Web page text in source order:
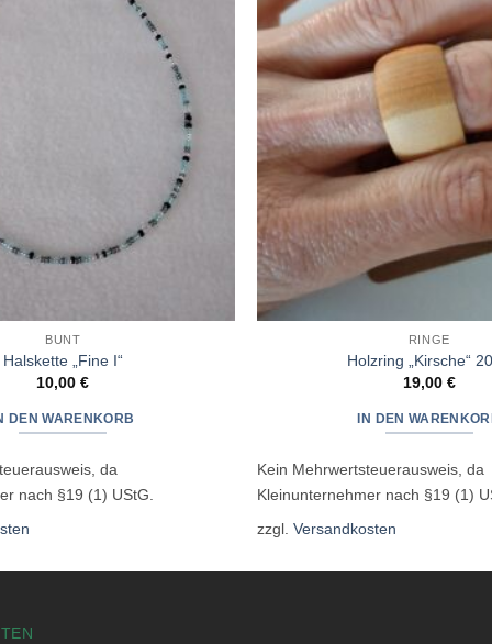
BUNT
Halskette „Fine I“
10,00€
DEN WARENKORB
da
nach §19 (1) UStG.
RINGE
Holzring „Kirsche“
19,00 €
IN DEN
Kein Mehrwertsteuerausweis, da
Kleinunternehmer nach §19 (1)
zzgl. Versandkosten